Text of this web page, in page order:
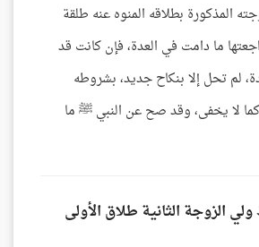
المذكورة بطلاقه المنوه عنه طلقة
ما دامت في العدة، فإن كانت قد
لم تحل إلا بنكاح جديد، بشروطه
كما لا يخفى، وقد صح عن النبي ﷺ ما
الزوجة الثانية طلاق الأولى